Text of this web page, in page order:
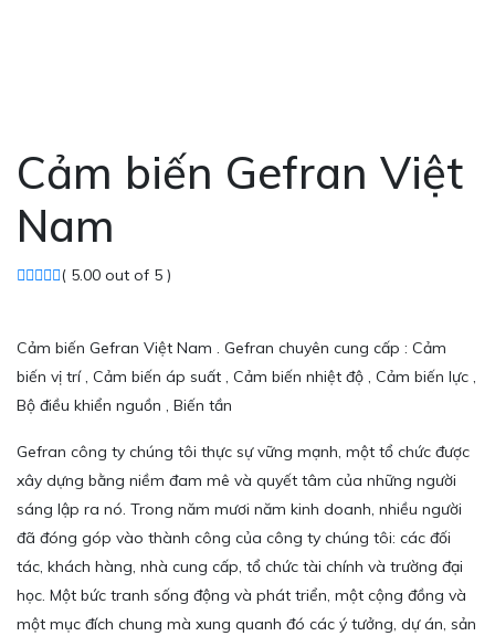
Cảm biến Gefran Việt
Nam
( 5.00 out of 5 )
Cảm biến Gefran Việt Nam . Gefran chuyên cung cấp : Cảm
biến vị trí , Cảm biến áp suất , Cảm biến nhiệt độ , Cảm biến lực ,
Bộ điều khiển nguồn , Biến tần
Gefran công ty chúng tôi thực sự vững mạnh, một tổ chức được
xây dựng bằng niềm đam mê và quyết tâm của những người
sáng lập ra nó. Trong năm mươi năm kinh doanh, nhiều người
đã đóng góp vào thành công của công ty chúng tôi: các đối
tác, khách hàng, nhà cung cấp, tổ chức tài chính và trường đại
học. Một bức tranh sống động và phát triển, một cộng đồng và
một mục đích chung mà xung quanh đó các ý tưởng, dự án, sản